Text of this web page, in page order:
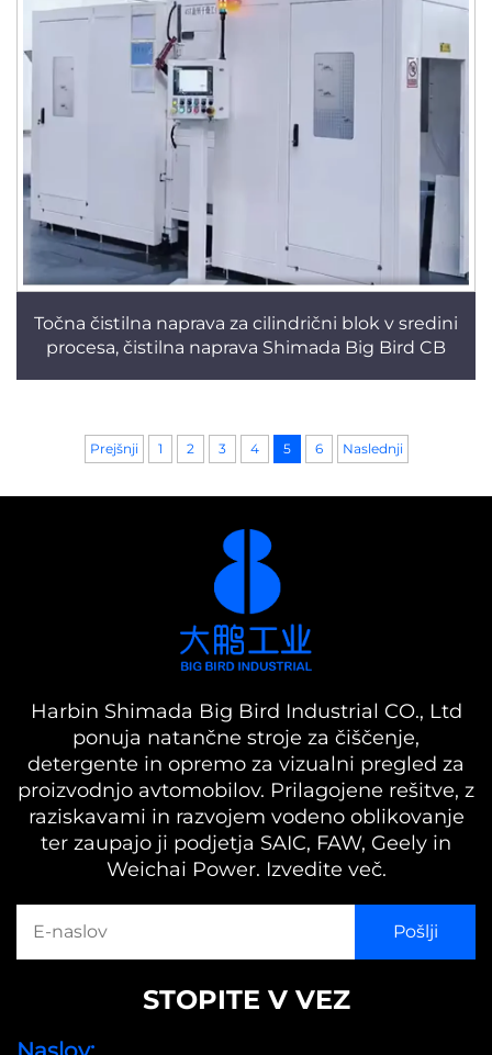
Točna čistilna naprava za cilindrični blok v sredini
procesa, čistilna naprava Shimada Big Bird CB
Prejšnji 1 2 3 4 5 6 Naslednji
Harbin Shimada Big Bird Industrial CO., Ltd
ponuja natančne stroje za čiščenje,
detergente in opremo za vizualni pregled za
proizvodnjo avtomobilov. Prilagojene rešitve, z
raziskavami in razvojem vodeno oblikovanje
ter zaupajo ji podjetja SAIC, FAW, Geely in
Weichai Power. Izvedite več.
STOPITE V VEZ